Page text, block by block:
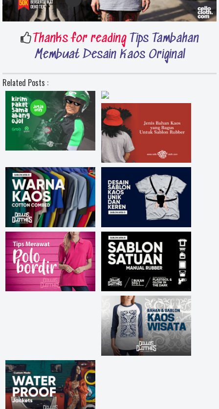
Thanks for reading Tips Tambahan
Membuat Desain Kaos Original
Related Posts :